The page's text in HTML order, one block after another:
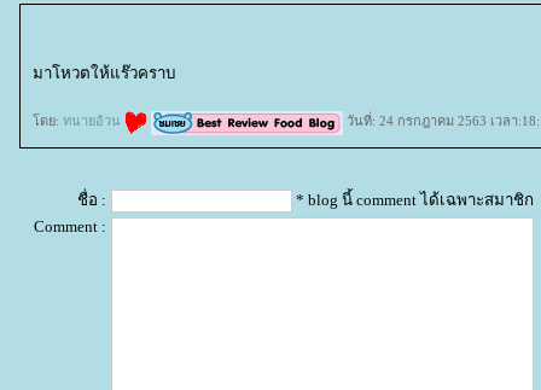
มาโหวตให้แร๊วคราบ
ดย: ทนายอ้วน วันที่: 24 กรกฎาคม 2563 เวลา
ชื่อ :
* blog นี้ comment ได้เฉพาะสมาชิก
Comment :